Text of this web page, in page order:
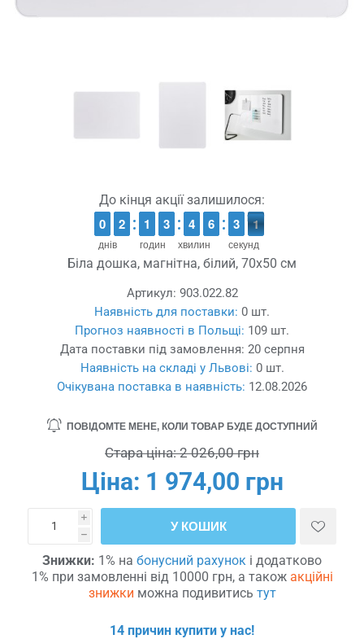
До кінця акції залишилося:
днів
9
9
0
0 1
1
2
2
годин
1
1
1
1 2
2
3
3
хвилин
3
3
4
4 5
5
6
6
секунд
3
3
2 0
0
9
Біла дошка, магнітна, білий, 70x50 см
Артикул: 903.022.82
Наявність для поставки: 0 шт.
Прогноз наявності в Польщі: 109 шт.
Дата поставки під замовлення: 20 серпня
Наявність на складі у Львові: 0 шт.
Очікувана поставка в наявність: 12.08.2026
ПОВІДОМТЕ МЕНЕ, КОЛИ ТОВАР БУДЕ ДОСТУПНИЙ
Стара ціна: 2 026,00 грн
Ціна: 1 974,00 грн
i
h
У КОШИК
Знижки: 1% на бонусний рахунок і додатково
1% при замовленні від 10000 грн, а також акційні
знижки можна подивитись тут
14 причин купити у нас!